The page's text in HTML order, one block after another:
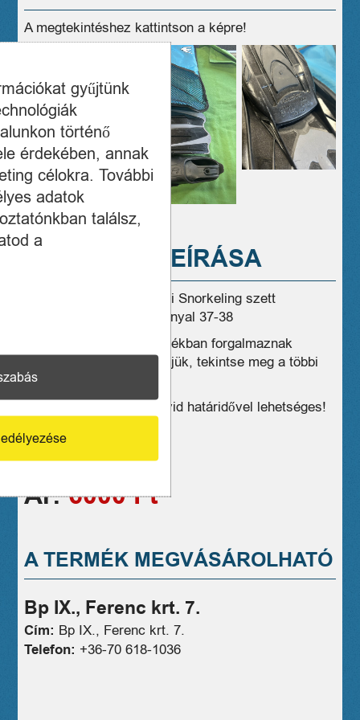
A megtekintéshez kattintson a képre!
A TERMÉK LEÍRÁSA
Eladó 1x használt Cressi Snorkeling szett
békatalppal, búváruszonnyal 37-38
Üzleteink széles választékban forgalmaznak
hasonló eszközöket, kérjük, tekintse meg a többi
termékünket is!
Kiszállítás, postázás rövid határidővel lehetséges!
1 hónap jótállás
06706181036
Ár:6000 Ft
A TERMÉK MEGVÁSÁROLHATÓ
Bp IX., Ferenc krt. 7.
Cím: Bp IX., Ferenc krt. 7.
Telefon: +36-70 618-1036
gyűjtünk
történő
érdekében, annak
célokra. További
adatok
találsz,
a